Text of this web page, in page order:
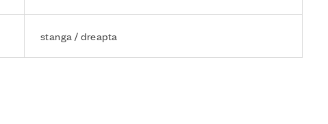
stanga / dreapta